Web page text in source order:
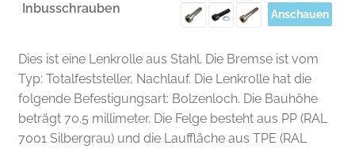
Dies ist eine Lenkrolle aus Stahl. Die Bremse ist vom
Typ: Totalfeststeller, Nachlauf. Die Lenkrolle hat die
folgende Befestigungsart: Bolzenloch. Die Bauhöhe
beträgt 70.5 millimeter. Die Felge besteht aus PP (RAL
7001 Silbergrau) und die Lauffläche aus TPE (RAL
Inbusschrauben
Anschauen